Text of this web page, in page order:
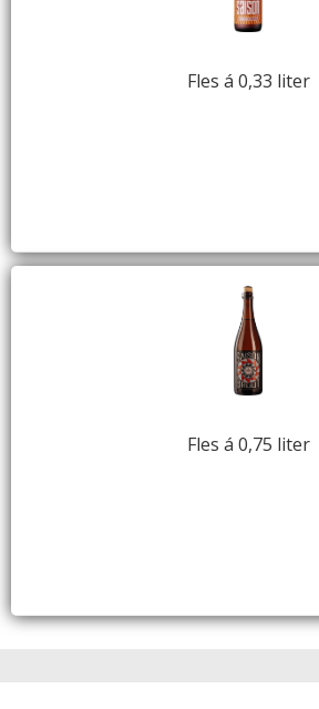
Fles á 0,33 liter
Fles á 0,75 liter